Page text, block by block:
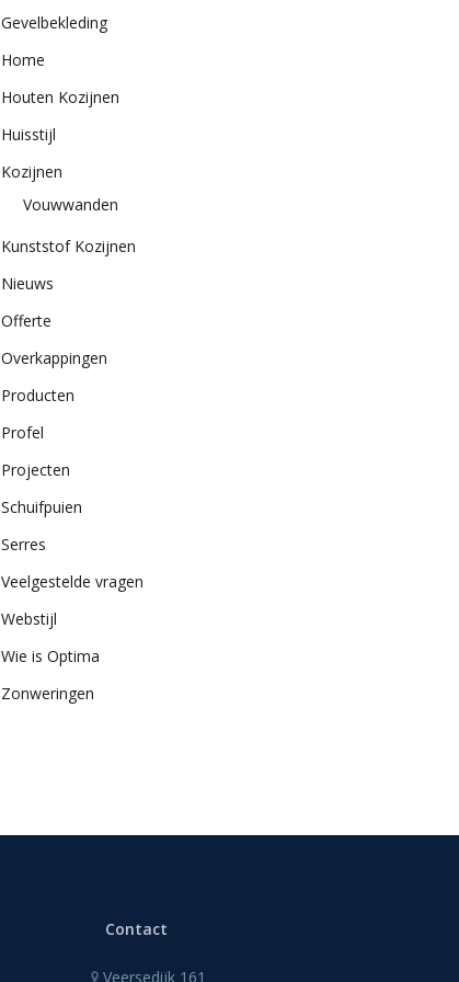
Gevelbekleding
Home
Houten Kozijnen
Huisstijl
Kozijnen
Vouwwanden
Kunststof Kozijnen
Nieuws
Offerte
Overkappingen
Producten
Profel
Projecten
Schuifpuien
Serres
Veelgestelde vragen
Webstijl
Wie is Optima
Zonweringen
Contact
Veersedijk 161